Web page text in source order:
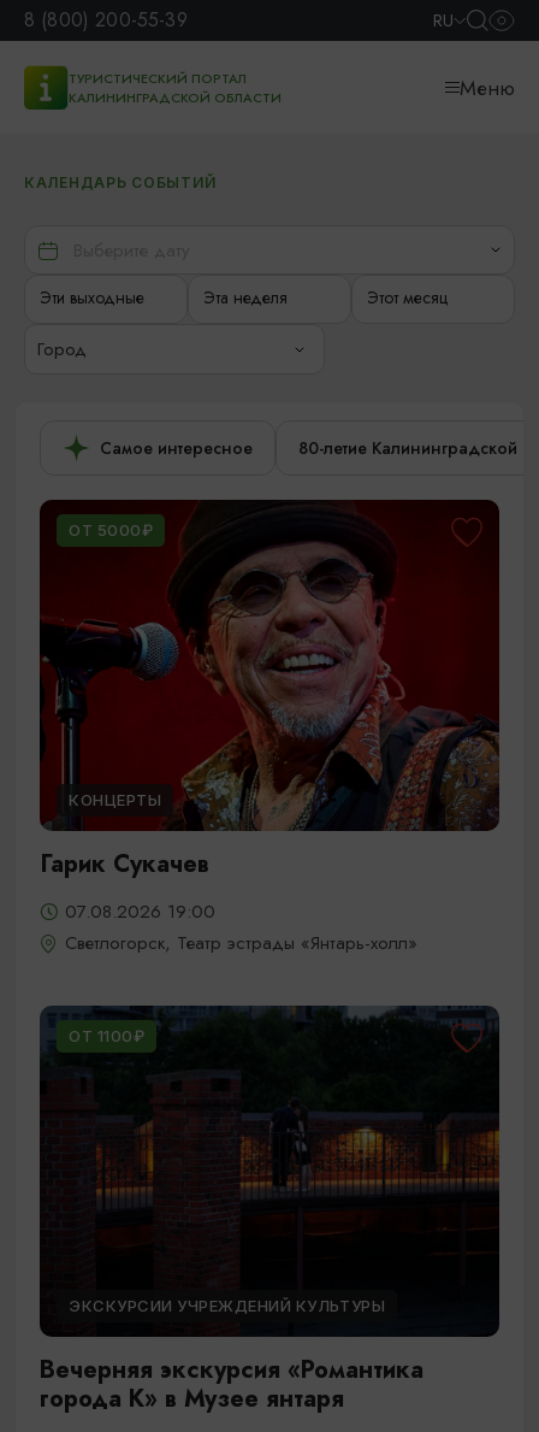
8 (800) 200-55-39 RU
ТУРИСТИЧЕСКИЙ ПОРТАЛ
КАЛИНИНГРАДСКОЙ ОБЛАСТИ
Меню
КАЛЕНДАРЬ СОБЫТИЙ
Эти выходные Эта неделя Этот месяц
Город
Самое интересное 80-летие Калининградской
ОТ 5000₽
КОНЦЕРТЫ
Гарик Сукачев
07.08.2026 19:00
Светлогорск, Театр эстрады «Янтарь-холл»
ОТ 1100₽
ЭКСКУРСИИ УЧРЕЖДЕНИЙ КУЛЬТУРЫ
Вечерняя экскурсия «Романтика
города К» в Музее янтаря